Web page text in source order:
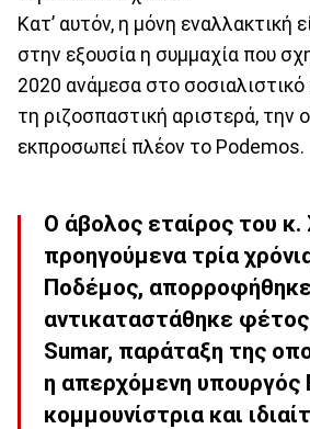
Κατ’ αυτόν, η μόνη εναλλακτική
στην εξουσία η συμμαχία που
2020 ανάμεσα στο σοσιαλιστικό
τη ριζοσπαστική αριστερά, την
εκπροσωπεί πλέον το Podemos.
Ο άβολος εταίρος του
προηγούμενα τρία
Ποδέμος,
αντικαταστάθηκε
Sumar, παράταξη της
η απερχόμενη υπουργός
κομμουνίστρια και